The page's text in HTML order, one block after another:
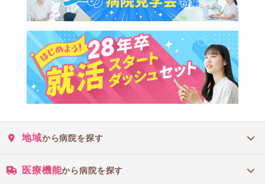
総合学院、聖カタリナ学園高等学校、聖カタリナ大学、人間環境大学松
山看護学部、松山看護専門学校
【高知県】
高知学園短期大学、高知県立大学、高知大学、高知東高等学校
【福岡県】
小倉南看護専門学校、折尾愛真高等学校、九州大学、九州大学大学院、
西南女学院大学、帝京大学、福岡医療専門学校、福岡県立大学、福岡市
医師会看護専門学校、福岡大学、福岡水巻看護助産学校
佐賀県医療センター好生館看護学院
活水女子大学、長崎大学
地域から病院を探す
医療機能から病院を探す